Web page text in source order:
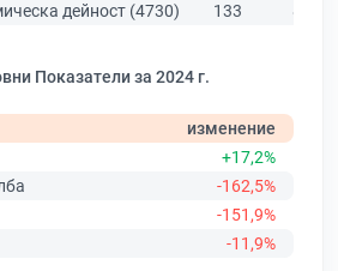
дейност (4730)
133 863
Показатели за 2024 г.
изменение
+17,2%
-162,5%
-151,9%
-11,9%